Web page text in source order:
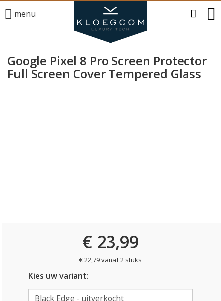
menu
Google Pixel 8 Pro Screen Protector
Full Screen Cover Tempered Glass
€ 23,99
€ 22,79 vanaf 2 stuks
Kies uw variant: